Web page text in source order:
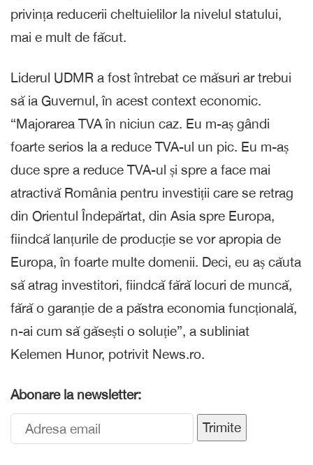
privința reducerii cheltuielilor la nivelul statului,
mai e mult de făcut.
Liderul UDMR a fost întrebat ce măsuri ar trebui
să ia Guvernul, în acest context economic.
“Majorarea TVA în niciun caz. Eu m-aș gândi
foarte serios la a reduce TVA-ul un pic. Eu m-aș
duce spre a reduce TVA-ul și spre a face mai
atractivă România pentru investiții care se retrag
din Orientul Îndepărtat, din Asia spre Europa,
fiindcă lanțurile de producție se vor apropia de
Europa, în foarte multe domenii. Deci, eu aș căuta
să atrag investitori, fiindcă fără locuri de muncă,
fără o garanție de a păstra economia funcțională,
n-ai cum să găsești o soluție”, a subliniat
Kelemen Hunor, potrivit News.ro.
Abonare la newsletter:
Trimite